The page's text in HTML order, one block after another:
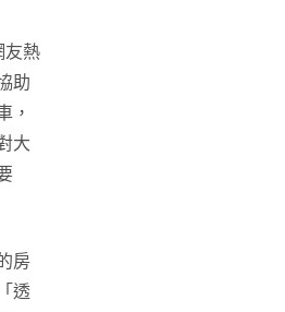
友熱
助
，
大
房
透